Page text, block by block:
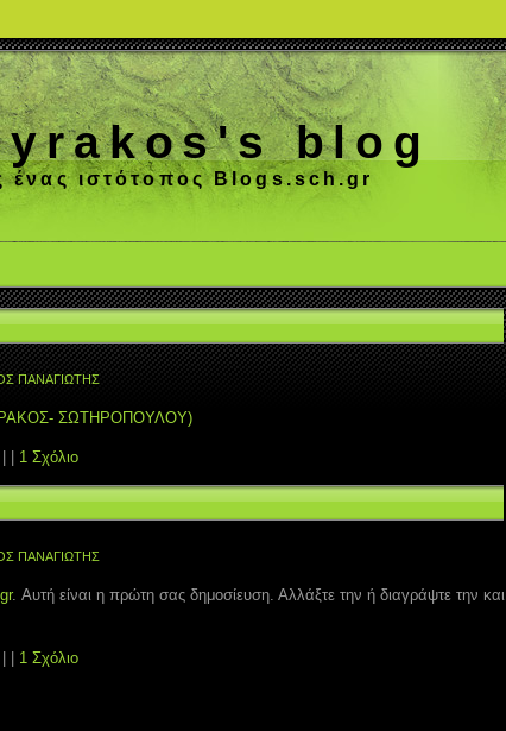
blog
ένας ιστότοπος Blogs.sch.gr
ΠΑΝΑΓΙΩΤΗΣ
ΣΩΤΗΡΟΠΟΥΛΟΥ)
1 Σχόλιο
ΠΑΝΑΓΙΩΤΗΣ
. Αυτή είναι η πρώτη σας δημοσίευση. Αλλάξτε την ή διαγράψτε την και
1 Σχόλιο